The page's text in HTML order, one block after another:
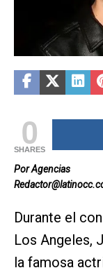
0
SHARES
Por Agencias
Durante el
Los Angeles,
la famosa